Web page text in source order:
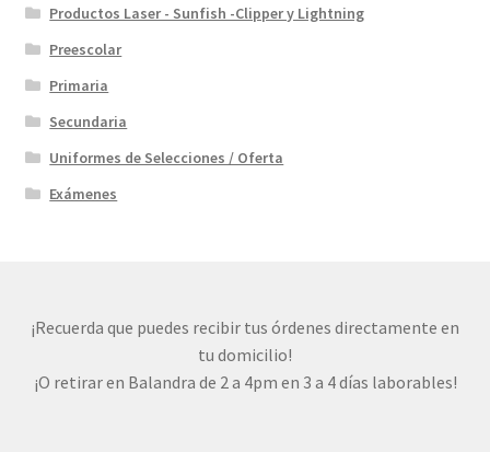
Productos Laser - Sunfish -Clipper y Lightning
Preescolar
Primaria
Secundaria
Uniformes de Selecciones / Oferta
Exámenes
¡Recuerda que puedes recibir tus órdenes directamente en
tu domicilio!
¡O retirar en Balandra de 2 a 4pm en 3 a 4 días laborables!